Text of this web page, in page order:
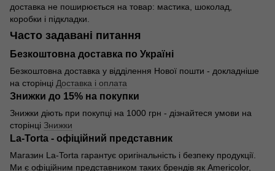
доставка не поширюється на товар: мастика, шоколад,
коробки і підкладки.
Часто задавані питання
Безкоштовна доставка по Україні
Безкоштовна доставка у відділення Нової пошти - докладніше
на сторінці Доставка і оплата
Знижки до 15% на покупки
Знижки діють при покупці на 1000 грн - дізнайтеся умови на
сторінці Знижки
La-Torta - офіційний представник
Магазин La-Torta гарантує оригінальність і безпеку продукції.
Ми є офіційним представником таких брендів як Americolor,